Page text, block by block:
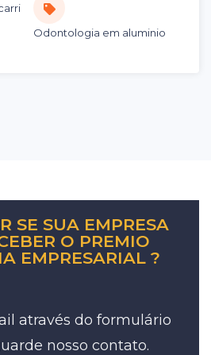
Odontologia em aluminio
SE SUA EMPRESA
O PREMIO
EMPRESARIAL ?
através do formulário
nosso contato.